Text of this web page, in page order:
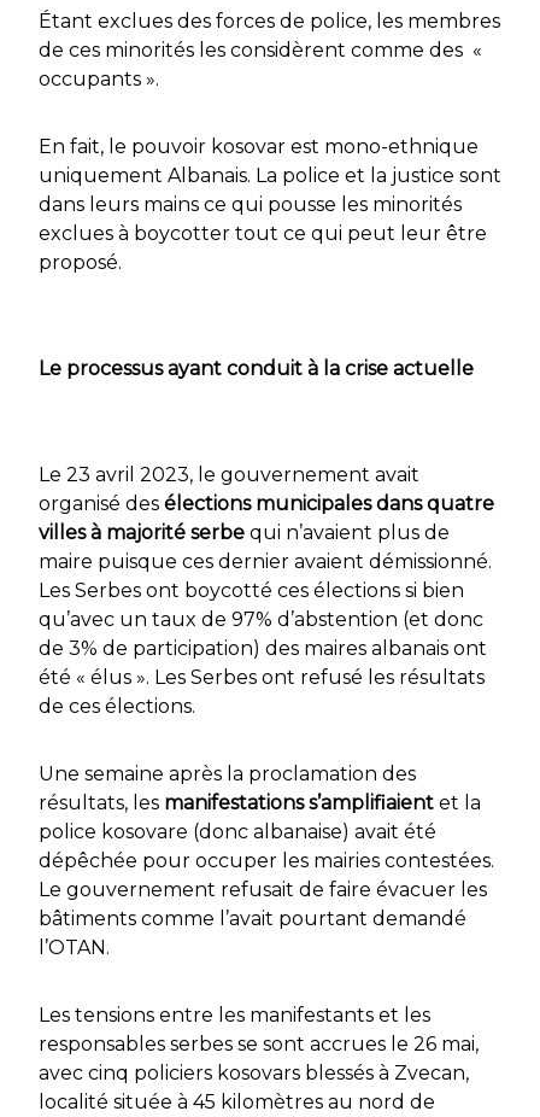
Étant exclues des forces de police, les membres
de ces minorités les considèrent comme des «
occupants ».
En fait, le pouvoir kosovar est mono-ethnique
uniquement Albanais. La police et la justice sont
dans leurs mains ce qui pousse les minorités
exclues à boycotter tout ce qui peut leur être
proposé.
Le processus ayant conduit à la crise actuelle
Le 23 avril 2023, le gouvernement avait
organisé des élections municipales dans quatre
villes à majorité serbe qui n’avaient plus de
maire puisque ces dernier avaient démissionné.
Les Serbes ont boycotté ces élections si bien
qu’avec un taux de 97% d’abstention (et donc
de 3% de participation) des maires albanais ont
été « élus ». Les Serbes ont refusé les résultats
de ces élections.
Une semaine après la proclamation des
résultats, les manifestations s’amplifiaient et la
police kosovare (donc albanaise) avait été
dépêchée pour occuper les mairies contestées.
Le gouvernement refusait de faire évacuer les
bâtiments comme l’avait pourtant demandé
l’OTAN.
Les tensions entre les manifestants et les
responsables serbes se sont accrues le 26 mai,
avec cinq policiers kosovars blessés à Zvecan,
localité située à 45 kilomètres au nord de